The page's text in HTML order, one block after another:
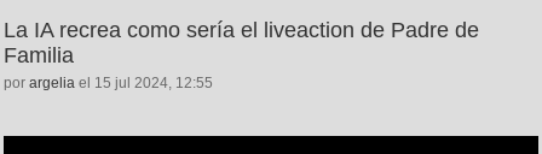
La IA recrea como sería el liveaction de Padre de
Familia
por argelia el 15 jul 2024, 12:55